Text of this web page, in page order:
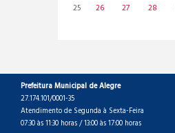
25
26 27 28
Prefeitura Municipal de Alegre
27.174.101/0001-35
Atendimento de Segunda à Sexta-Feira
07:30 às 11:30 horas / 13:00 às 17:00 horas